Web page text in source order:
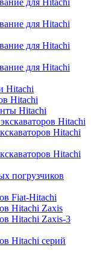
для Hitachi
для Hitachi
для Hitachi
для Hitachi
Hitachi
Hitachi
Hitachi
Hitachi
Hitachi
Hitachi
погрузчиков
Fiat-Hitachi
Hitachi Zaxis
Hitachi Zaxis-3
Hitachi серий